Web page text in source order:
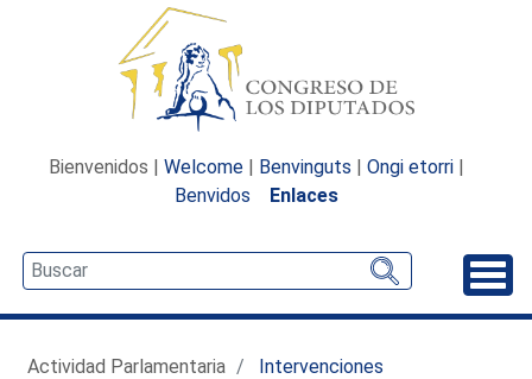
Bienvenidos | Welcome | Benvinguts | Ongi etorri |
Benvidos
Enlaces
Actividad Parlamentaria
Intervenciones